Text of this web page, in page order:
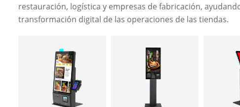
restauración, logística y empresas de fabricación,
transformación digital de las operaciones de las tiendas.